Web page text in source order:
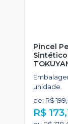
Pincel
Sintético
unidade.
de:R$
R$